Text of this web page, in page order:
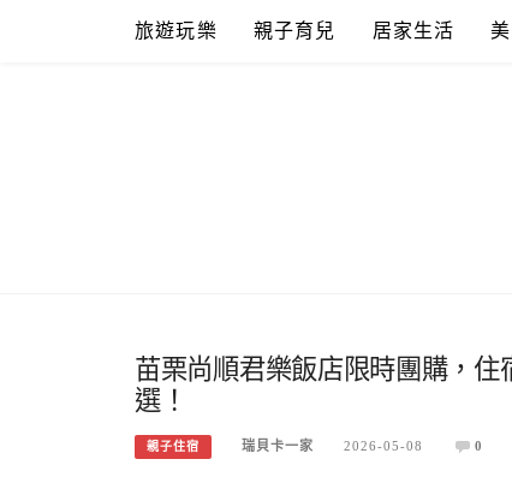
旅遊玩樂 親子育兒 居家生活
苗栗尚順君樂飯店限時團購，
選！
親子住宿 瑞貝卡一家 2026-05-08 0